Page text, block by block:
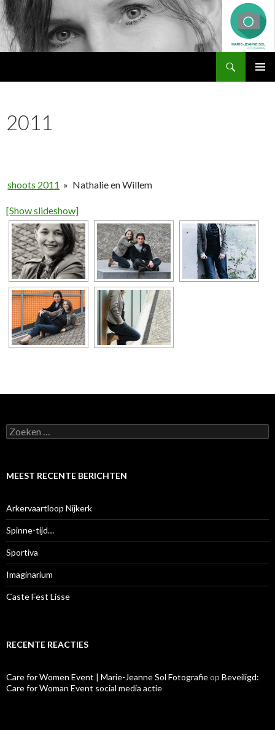
SPRINGEN
2011
shoots 2011 » Nathalie en Willem
[Show slideshow]
Z
o
e
a
a
r
:
MEEST RECENTE BERICHTEN
Arkervaartloop Nijkerk
Spinne-tijd…
Sportiva
Imaginarium
Caste Fest Lisse
RECENTE REACTIES
Care for Women Event | Marie-Jeanne Sol Fotografieop Beveiligd:
Care for Woman Event social media actie